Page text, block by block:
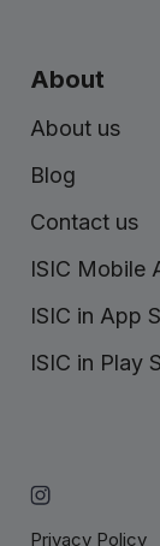
About
About us
Blog
Contact us
ISIC Mobile
ISIC in App
ISIC in Play
Privacy Policy